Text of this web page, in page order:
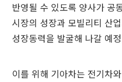
반영될 수 있도록 양사가 공
시장의 성장과 모빌리티 산
성장동력을 발굴해 나갈 예
이를 위해 기아차는 전기차